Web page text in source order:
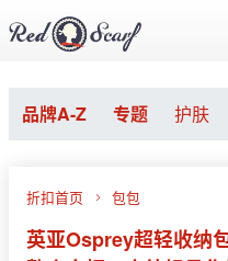
品牌A-Z 专题 护肤
折扣首页 包包
英亚Osprey超轻收纳